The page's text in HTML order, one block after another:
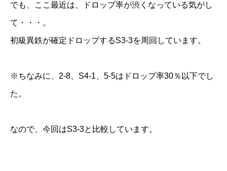
でも、ここ最近は、ドロップ率が渋くなっている気がし
て・・・。
初級異鉄が確定ドロップするS3-3を周回しています。
※ちなみに、2-8、S4-1、5-5はドロップ率30％以下でし
た。
なので、今回はS3-3と比較しています。